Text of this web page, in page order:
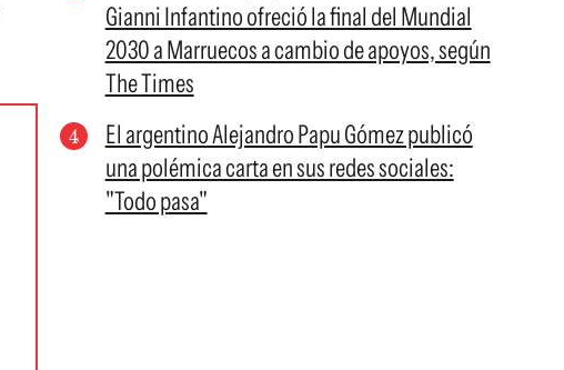
Gianni Infantino ofreció la final del Mundial
2030 a Marruecos a cambio de apoyos, según
The Times
El argentino Alejandro Papu Gómez publicó
una polémica carta en sus redes sociales:
"Todo pasa"